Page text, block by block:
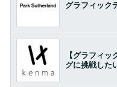
グラフィック
【グラフィ
グに挑戦した